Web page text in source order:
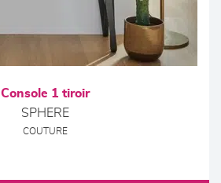
Console 1 tiroir
SPHERE
COUTURE